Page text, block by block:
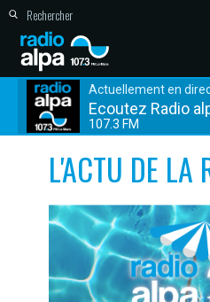
Actuellement en
Ecoutez Radio
107.3 FM
L'ACTU DE LA